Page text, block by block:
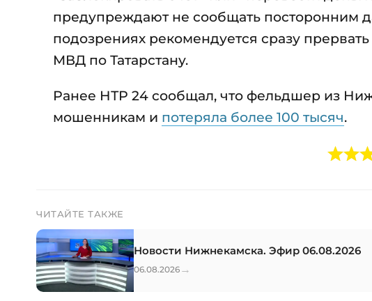
предупреждают не сообщать посторонним
подозрениях рекомендуется сразу
МВД по Татарстану.
Ранее НТР 24 сообщал, что фельдшер из
мошенникам и потеряла более 100 тысяч.
ЧИТАЙТЕ ТАКЖЕ
Новости Нижнекамска. Эфир 06.08.2026
06.08.2026 →